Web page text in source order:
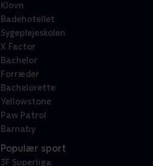
Klovn
Badehotellet
Sygeplejeskolen
X Factor
Bachelor
Forræder
Bachelorette
Yellowstone
Paw Patrol
Barnaby
Populær sport
3F Superliga